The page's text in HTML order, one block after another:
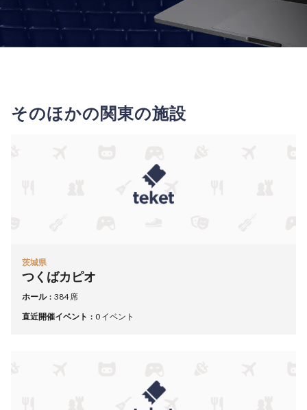
そのほかの関東の施設
茨城県
つくばカピオ
ホール
384 席
直近開催イベント
0 イベント